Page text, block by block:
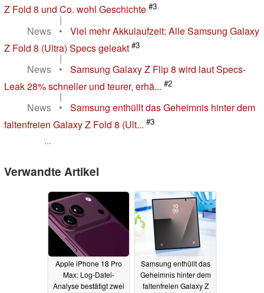
Z Fold 8 und Co. wohl Geschichte #3
|
News
•
Viel mehr Akkulaufzeit: Alle Samsung Galaxy
Z Fold 8 (Ultra) Specs geleakt #3
|
News
•
Samsung Galaxy Z Flip 8 wird laut Specs-
Leak 28% schneller und teurer, erhä... #2
|
News
•
Samsung enthüllt das Geheimnis hinter dem
faltenfreien Galaxy Z Fold 8 (Ult... #3
...
Verwandte Artikel
Apple iPhone 18 Pro
Max: Log-Datei-
Analyse bestätigt zwei
Samsung enthüllt das
Geheimnis hinter dem
faltenfreien Galaxy Z